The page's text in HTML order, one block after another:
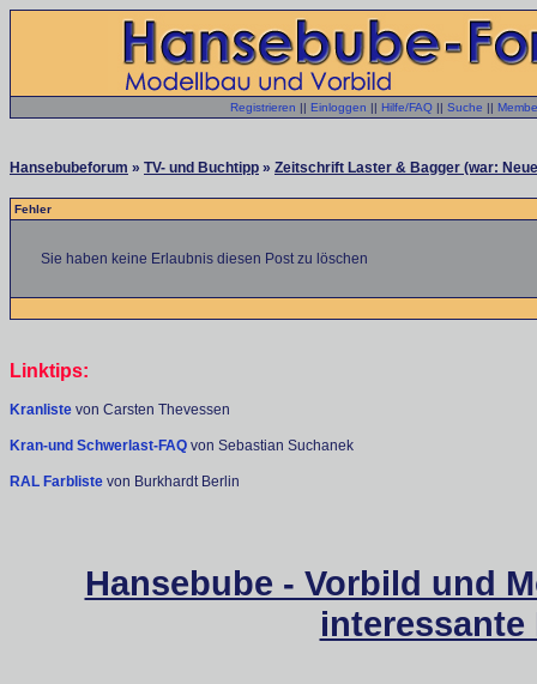
Registrieren || Einloggen || Hilfe/FAQ || Suche ||
Hansebubeforum » TV- und Buchtipp » Zeitschrift Laster & Bagger (war:
Fehler
Sie haben keine Erlaubnis diesen Post zu löschen
Linktips:
Kranliste von Carsten Thevessen
Kran-und Schwerlast-FAQ von Sebastian Suchanek
RAL Farbliste von Burkhardt Berlin
Hansebube - Vorbild und